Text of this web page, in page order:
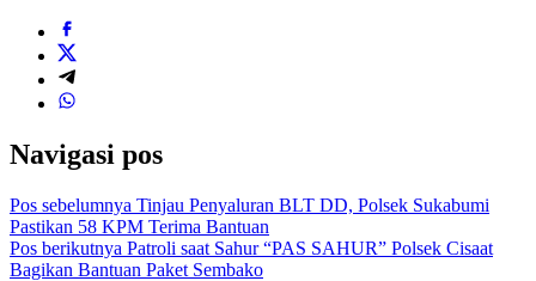
Navigasi pos
Pos sebelumnya Tinjau Penyaluran BLT DD, Polsek Sukabumi
Pastikan 58 KPM Terima Bantuan
Pos berikutnya Patroli saat Sahur “PAS SAHUR” Polsek Cisaat
Bagikan Bantuan Paket Sembako